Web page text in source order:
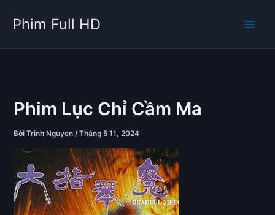
dung
Phim Full HD
Phim Lục Chỉ Cầm Ma
BởiTrinh Nguyen/Tháng 5 11, 2024